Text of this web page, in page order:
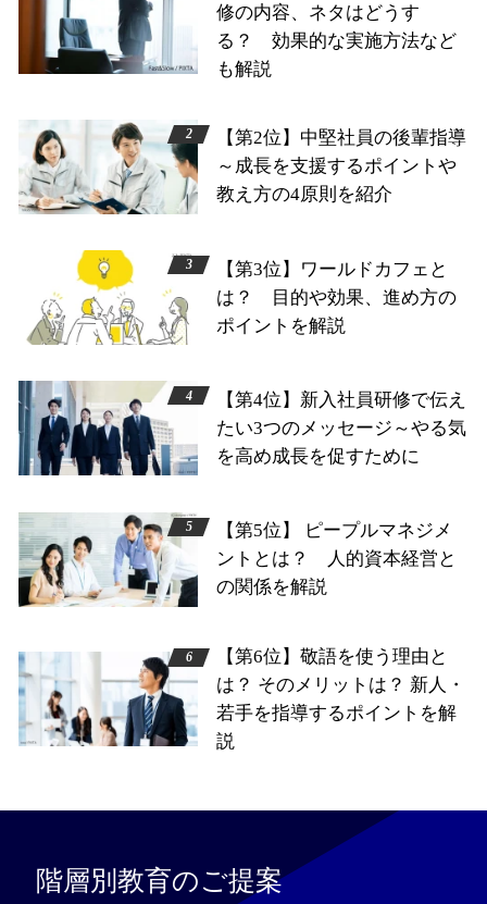
修の内容、ネタはどうす
る？ 効果的な実施方法など
も解説
【第2位】中堅社員の後輩指導
～成長を支援するポイントや
教え方の4原則を紹介
【第3位】ワールドカフェと
は？ 目的や効果、進め方の
ポイントを解説
【第4位】新入社員研修で伝え
たい3つのメッセージ～やる気
を高め成長を促すために
【第5位】 ピープルマネジメ
ントとは？ 人的資本経営と
の関係を解説
【第6位】敬語を使う理由と
は？ そのメリットは？ 新人・
若手を指導するポイントを解
説
階層別教育のご提案